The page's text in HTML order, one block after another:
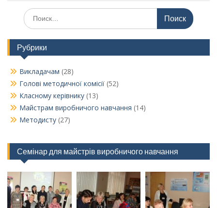
Поиск
по:
Рубрики
Викладачам (28)
Голові методичної комісії (52)
Класному керівнику (13)
Майстрам виробничого навчання (14)
Методисту (27)
Семінар для майстрів виробничого навчання